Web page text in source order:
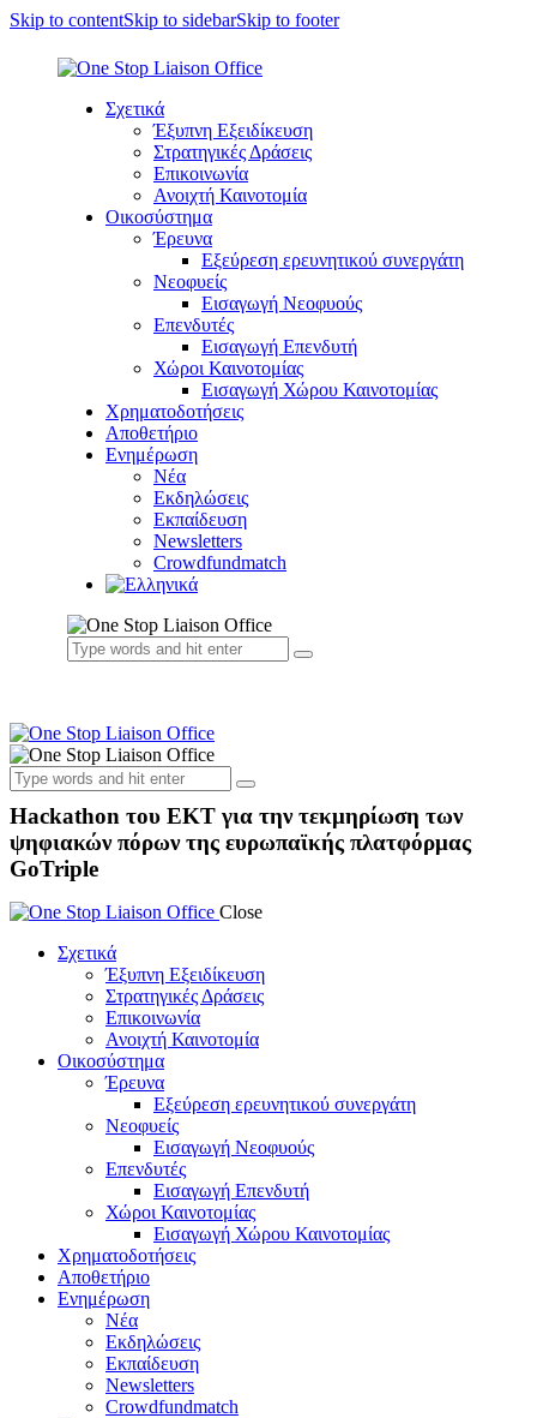
Skip to contentSkip to sidebarSkip to footer
Σχετικά
Έξυπνη Εξειδίκευση
Στρατηγικές Δράσεις
Επικοινωνία
Ανοιχτή Καινοτομία
Οικοσύστημα
Έρευνα
Εξεύρεση ερευνητικού συνεργάτη
Νεοφυείς
Εισαγωγή Νεοφυούς
Επενδυτές
Εισαγωγή Επενδυτή
Χώροι Καινοτομίας
Εισαγωγή Χώρου Καινοτομίας
Χρηματοδοτήσεις
Αποθετήριο
Ενημέρωση
Νέα
Εκδηλώσεις
Εκπαίδευση
Newsletters
Crowdfundmatch
Hackathon του EKT για την τεκμηρίωση των
ψηφιακών πόρων της ευρωπαϊκής πλατφόρμας
GoTriple
Close
Σχετικά
Έξυπνη Εξειδίκευση
Στρατηγικές Δράσεις
Επικοινωνία
Ανοιχτή Καινοτομία
Οικοσύστημα
Έρευνα
Εξεύρεση ερευνητικού συνεργάτη
Νεοφυείς
Εισαγωγή Νεοφυούς
Επενδυτές
Εισαγωγή Επενδυτή
Χώροι Καινοτομίας
Εισαγωγή Χώρου Καινοτομίας
Χρηματοδοτήσεις
Αποθετήριο
Ενημέρωση
Νέα
Εκδηλώσεις
Εκπαίδευση
Newsletters
Crowdfundmatch